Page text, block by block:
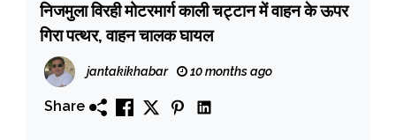
निजमुला विरही मोटरमार्ग काली चट्टान में वाहन के ऊपर
गिरा पत्थर, वाहन चालक घायल
jantakikhabar 10 months ago
Share